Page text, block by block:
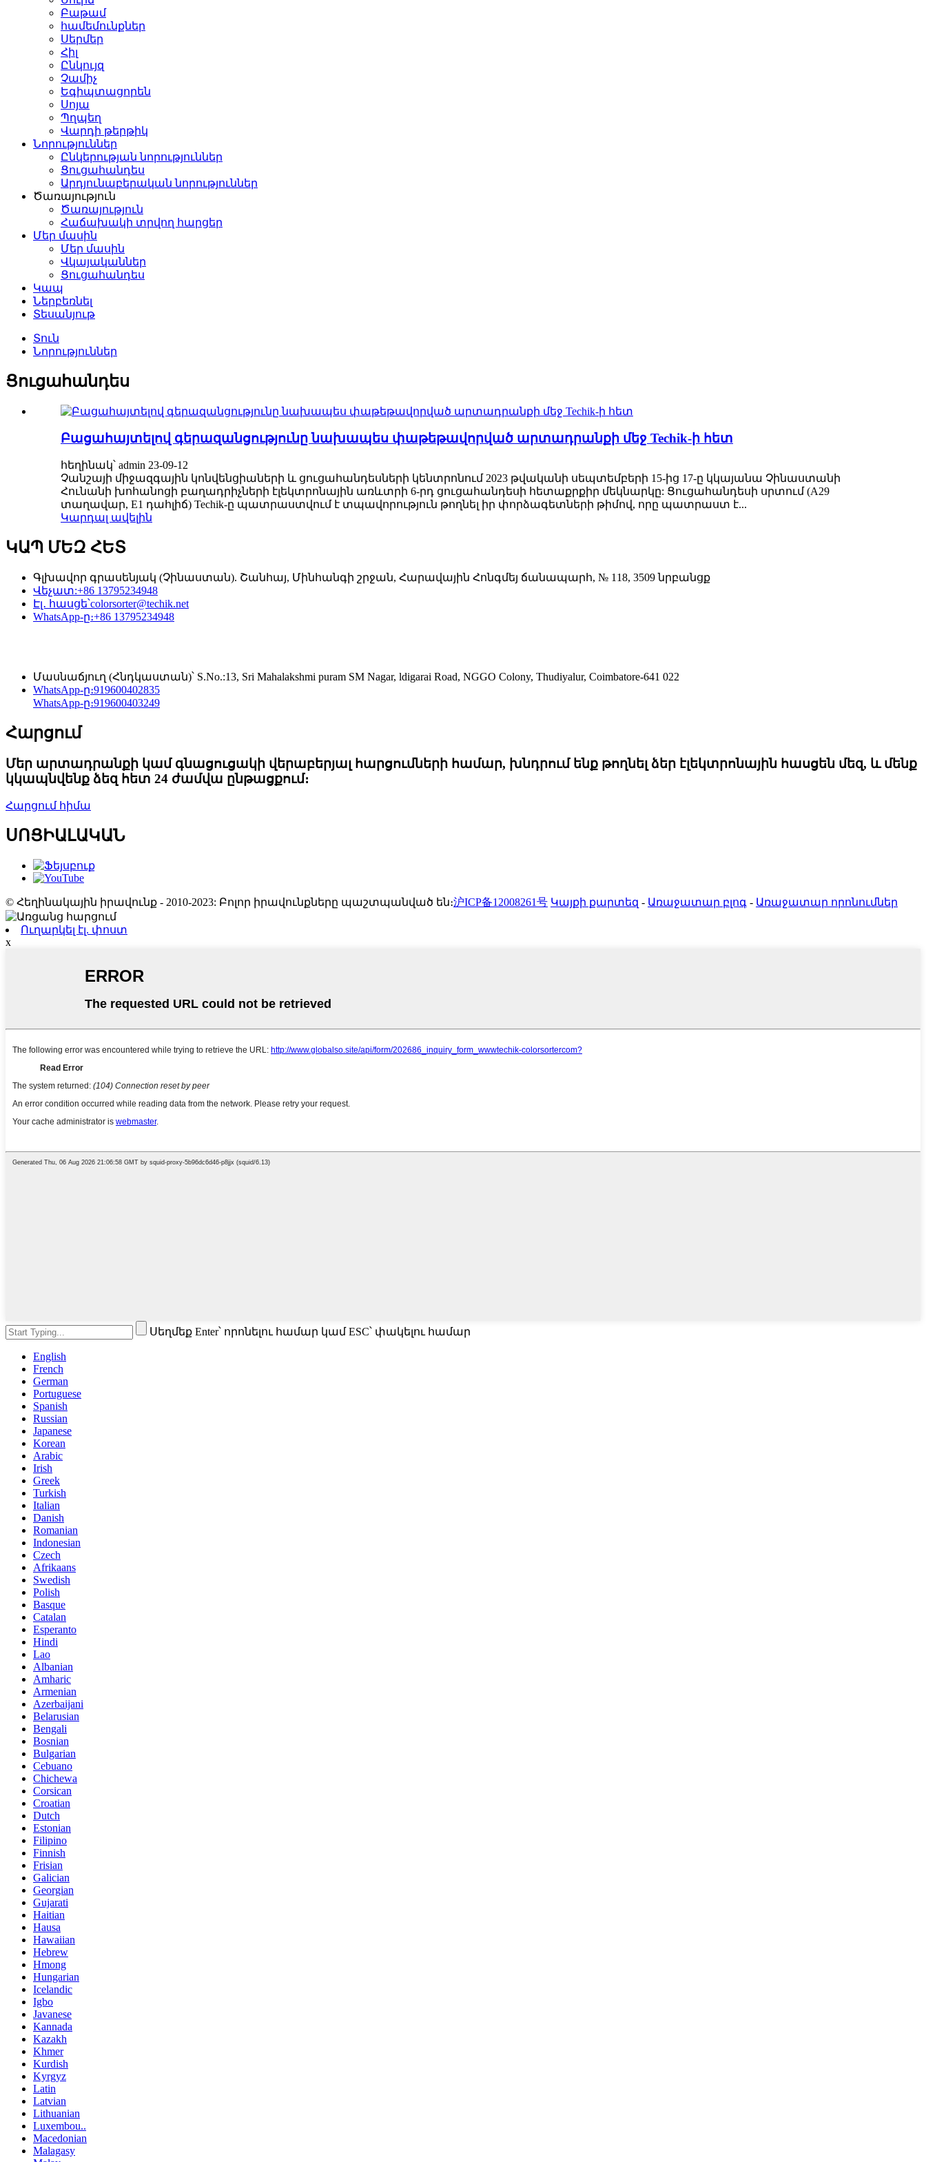
Բաթամ
համեմունքներ
Սերմեր
Հիլ
Ընկույզ
Չամիչ
Եգիպտացորեն
Սոյա
Պղպեղ
Վարդի թերթիկ
Նորություններ
Ընկերության նորություններ
Ցուցահանդես
Արդյունաբերական նորություններ
Ծառայություն
Ծառայություն
Հաճախակի տրվող հարցեր
Մեր մասին
Մեր մասին
Վկայականներ
Ցուցահանդես
Կապ
Ներբեռնել
Տեսանյութ
Տուն
Նորություններ
Ցուցահանդես
Բացահայտելով գերազանցությունը նախապես փաթեթավորված արտադրանքի մեջ Techik-ի հետ
հեղինակ՝ admin 23-09-12
Չանշայի միջազգային կոնվենցիաների և ցուցահանդեսների կենտրոնում 2023 թվականի սեպտեմբերի 15-ից 17-ը կկայանա Չինաստանի
Հունանի խոհանոցի բաղադրիչների էլեկտրոնային առևտրի 6-րդ ցուցահանդեսի հետաքրքիր մեկնարկը: Ցուցահանդեսի սրտում (A29
տաղավար, E1 դահլիճ) Techik-ը պատրաստվում է տպավորություն թողնել իր փորձագետների թիմով, որը պատրաստ է...
Կարդալ ավելին
ԿԱՊ ՄԵԶ ՀԵՏ
Գլխավոր գրասենյակ (Չինաստան). Շանհայ, Մինհանգի շրջան, Հարավային Հոնգմեյ ճանապարհ, № 118, 3509 նրբանցք
Վեչատ:+86 13795234948
Էլ․ հասցե՝colorsorter@techik.net
WhatsApp-ը։+86 13795234948
Մասնաճյուղ (Հնդկաստան)՝ S.No.:13, Sri Mahalakshmi puram SM Nagar, ldigarai Road, NGGO Colony, Thudiyalur, Coimbatore-641 022
WhatsApp-ը։919600402835
WhatsApp-ը։919600403249
Հարցում
Մեր արտադրանքի կամ գնացուցակի վերաբերյալ հարցումների համար, խնդրում ենք թողնել ձեր էլեկտրոնային հասցեն մեզ, և մենք
կկապնվենք ձեզ հետ 24 ժամվա ընթացքում։
Հարցում հիմա
ՍՈՑԻԱԼԱԿԱՆ
© Հեղինակային իրավունք - 2010-2023: Բոլոր իրավունքները պաշտպանված են։沪ICP备12008261号 Կայքի քարտեզ - Առաջատար բլոգ - Առաջատար որոնումներ
Ուղարկել էլ. փոստ
x
Սեղմեք Enter՝ որոնելու համար կամ ESC՝ փակելու համար
English
French
German
Portuguese
Spanish
Russian
Japanese
Korean
Arabic
Irish
Greek
Turkish
Italian
Danish
Romanian
Indonesian
Czech
Afrikaans
Swedish
Polish
Basque
Catalan
Esperanto
Hindi
Lao
Albanian
Amharic
Armenian
Azerbaijani
Belarusian
Bengali
Bosnian
Bulgarian
Cebuano
Chichewa
Corsican
Croatian
Dutch
Estonian
Filipino
Finnish
Frisian
Galician
Georgian
Gujarati
Haitian
Hausa
Hawaiian
Hebrew
Hmong
Hungarian
Icelandic
Igbo
Javanese
Kannada
Kazakh
Khmer
Kurdish
Kyrgyz
Latin
Latvian
Lithuanian
Luxembou..
Macedonian
Malagasy